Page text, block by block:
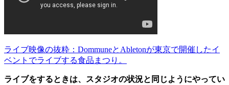
ライブ映像の抜粋：DommuneとAbletonが東京で開催したイ
ベントでライブする食品まつり。
ライブをするときは、スタジオの状況と同じようにやってい